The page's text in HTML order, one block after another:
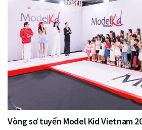
Vòng sơ tuyển Model Kid Vietnam